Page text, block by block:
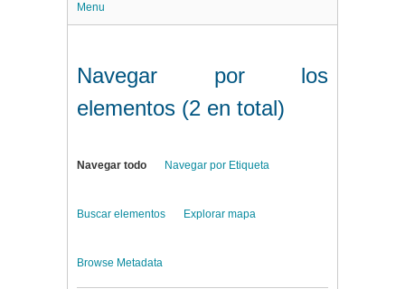
Menu
Navegar por los
elementos (2 en total)
Navegar todo Navegar por Etiqueta
Buscar elementos Explorar mapa
Browse Metadata